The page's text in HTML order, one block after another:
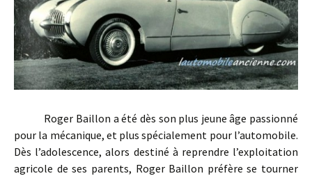
Roger Baillon a été dès son plus jeune âge passionné
pour la mécanique, et plus spécialement pour l’automobile.
Dès l’adolescence, alors destiné à reprendre l’exploitation
agricole de ses parents, Roger Baillon préfère se tourner